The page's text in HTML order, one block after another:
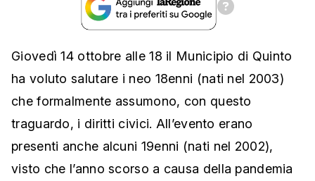
Giovedì 14 ottobre alle 18 il Municipio di Quinto
ha voluto salutare i neo 18enni (nati nel 2003)
che formalmente assumono, con questo
traguardo, i diritti civici. All’evento erano
presenti anche alcuni 19enni (nati nel 2002),
visto che l’anno scorso a causa della pandemia